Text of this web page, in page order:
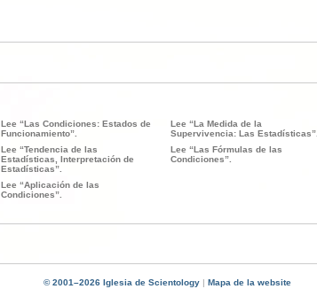
Lee “Las Condiciones: Estados de
Funcionamiento”.
Lee “Tendencia de las
Estadísticas, Interpretación de
Estadísticas”.
Lee “Aplicación de las
Condiciones”.
Lee “La Medida de la
Supervivencia: Las Estadísticas”.
Lee “Las Fórmulas de las
Condiciones”.
© 2001–2026 Iglesia de Scientology| Mapa de la website